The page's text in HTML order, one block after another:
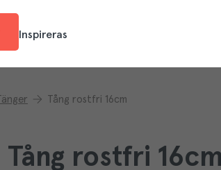
Inspireras
Tänger Tång rostfri 16cm
Tång rostfri 16cm